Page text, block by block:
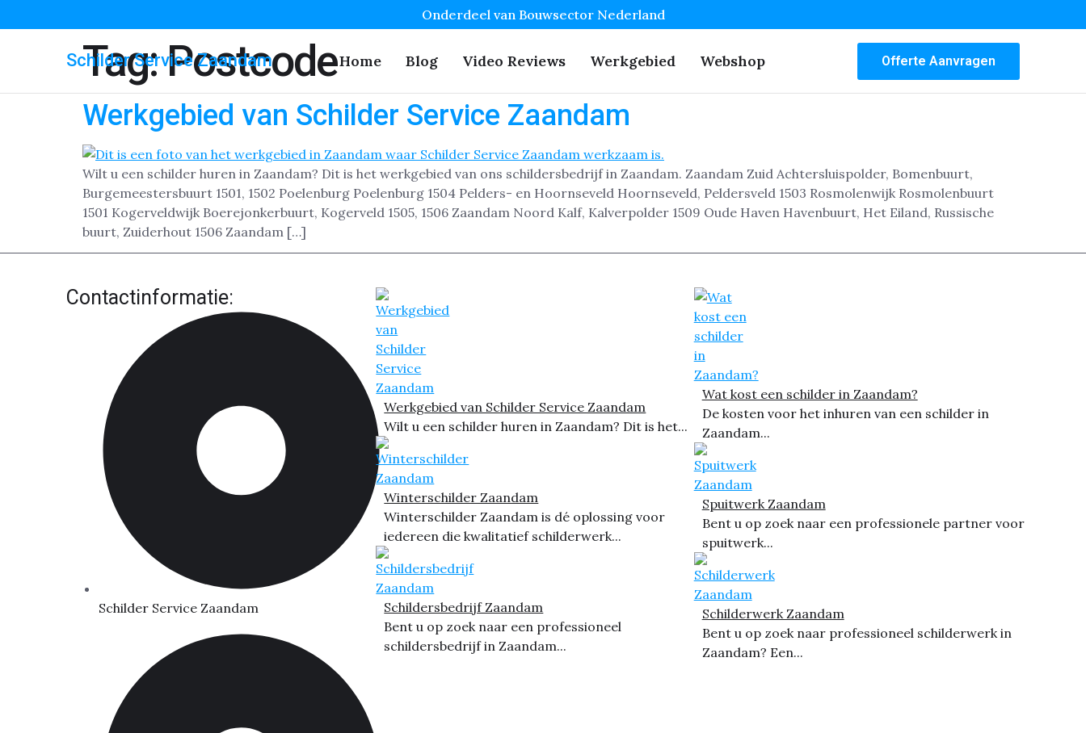
Onderdeel van Bouwsector Nederland
Schilder Service Zaandam Home Blog Video Reviews Werkgebied Webshop Offerte Aanvragen
Tag:Postcode
Werkgebied van Schilder Service Zaandam
Wilt u een schilder huren in Zaandam? Dit is het werkgebied van ons schildersbedrijf in Zaandam. Zaandam Zuid Achtersluispolder, Bomenbuurt,
Burgemeestersbuurt 1501, 1502 Poelenburg Poelenburg 1504 Pelders- en Hoornseveld Hoornseveld, Peldersveld 1503 Rosmolenwijk Rosmolenbuurt
1501 Kogerveldwijk Boerejonkerbuurt, Kogerveld 1505, 1506 Zaandam Noord Kalf, Kalverpolder 1509 Oude Haven Havenbuurt, Het Eiland, Russische
buurt, Zuiderhout 1506 Zaandam […]
Contactinformatie:
Schilder Service Zaandam
Werkgebied van Schilder Service Zaandam
Wilt u een schilder huren in Zaandam? Dit is het...
Winterschilder Zaandam
Winterschilder Zaandam is dé oplossing voor
iedereen die kwalitatief schilderwerk...
Schildersbedrijf Zaandam
Bent u op zoek naar een professioneel
schildersbedrijf in Zaandam...
Wat kost een schilder in Zaandam?
De kosten voor het inhuren van een schilder in
Zaandam...
Spuitwerk Zaandam
Bent u op zoek naar een professionele partner voor
spuitwerk...
Schilderwerk Zaandam
Bent u op zoek naar professioneel schilderwerk in
Zaandam? Een...